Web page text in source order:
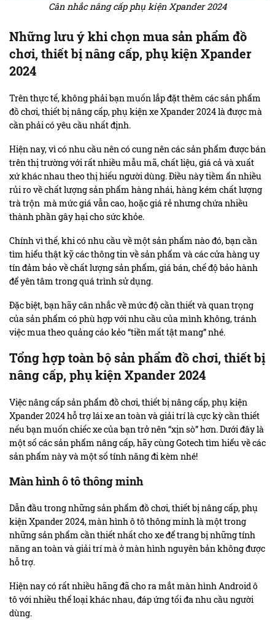
Cân nhắc nâng cấp phụ kiện Xpander 2024
Những lưu ý khi chọn mua sản phẩm đồ
chơi, thiết bị nâng cấp, phụ kiện Xpander
2024
Trên thực tế, không phải bạn muốn lắp đặt thêm cácsản phẩm
đồ chơi, thiết bị nâng cấp, phụ kiện xe Xpander 2024là được mà
cần phải có yêu cầu nhất định.
Hiện nay, vì có nhu cầu nên có cung nên các sản phẩm được bán
trên thị trường với rất nhiều mẫu mã, chất liệu, giá cả và xuất
xứ khác nhau theo thị hiếu người dùng. Điều này tiềm ẩn nhiều
rủi ro về chất lượng sản phẩm hàng nhái, hàng kém chất lượng
trà trộn mà mức giá vẫn cao, hoặc giá rẻ nhưng chứa nhiều
thành phần gây hại cho sức khỏe.
Chính vì thế, khi có nhu cầu về một sản phẩm nào đó, bạn cần
tìm hiểu thật kỹ các thông tin về sản phẩm và các cửa hàng uy
tín đảm bảo về chất lượng sản phẩm, giá bán, chế độ bảo hành
để yên tâm trong quá trình sử dụng.
Đặc biệt, bạn hãy cân nhắc về mức độ cần thiết và quan trọng
của sản phẩm có phù hợp với nhu cầu của mình không, tránh
việc mua theo quảng cáo kẻo “tiền mất tật mang” nhé.
Tổng hợp toàn bộ sản phẩm đồ chơi, thiết bị
nâng cấp, phụ kiện Xpander 2024
Việc nâng cấp sản phẩm đồ chơi, thiết bị nâng cấp, phụ kiện
Xpander 2024 hỗ trợ lái xe an toàn và giải trí là cực kỳ cần thiết
nếu bạn muốn chiếc xe của bạn trở nên “xịn sò” hơn. Dưới đây là
một số các sản phẩm nâng cấp, hãy cùng Gotech tìm hiểu về các
sản phẩm này và một số tính năng đi kèm nhé!
Màn hình ô tô thông minh
Dẫn đầu trong những sản phẩm đồ chơi, thiết bị nâng cấp, phụ
kiện Xpander 2024, màn hình ô tô thông minh là một trong
những sản phẩm cần thiết nhất cho xe để trang bị những tính
năng an toàn và giải trí mà ở màn hình nguyên bản không được
hỗ trợ.
Hiện nay có rất nhiều hãng đã cho ra mắt màn hình Android ô
tô với nhiều thể loại khác nhau, đáp ứng tối đa nhu cầu người
dùng.